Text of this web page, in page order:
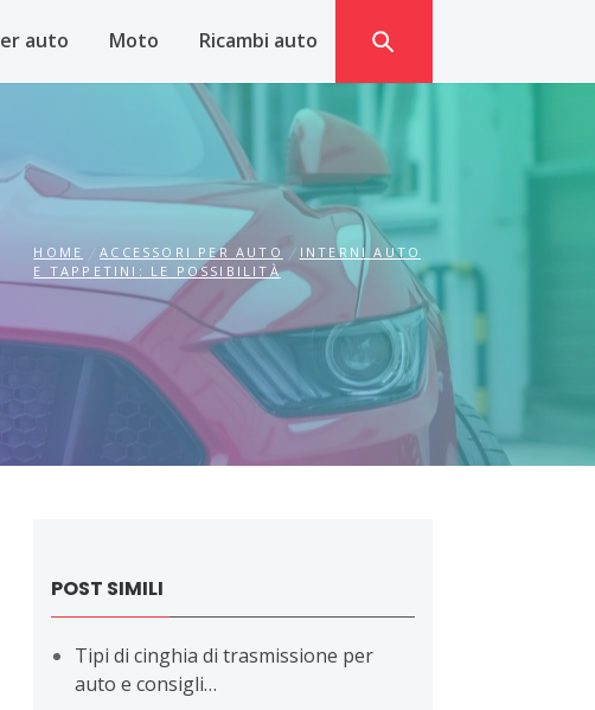
auto Moto Ricambi auto
HOME ACCESSORI PER AUTO
INTERNI AUTO
E TAPPETINI: LE POSSIBILITÀ
POST SIMILI
Tipi di cinghia di trasmissione per
auto e consigli…